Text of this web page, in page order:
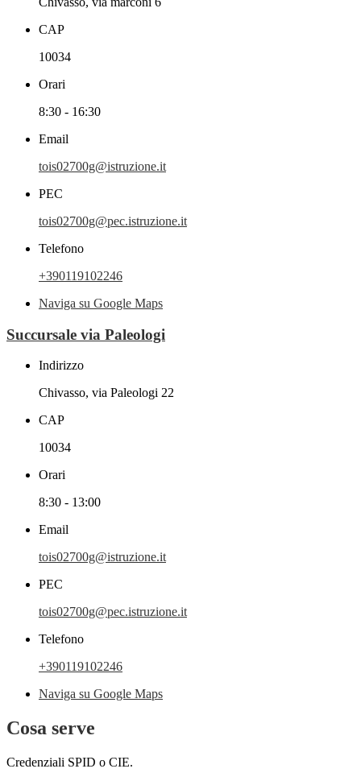
CAP
10034
Orari
8:30 - 16:30
Email
tois02700g@istruzione.it
PEC
tois02700g@pec.istruzione.it
Telefono
+390119102246
Naviga su Google Maps
Succursale via Paleologi
Indirizzo
Chivasso, via Paleologi 22
CAP
10034
Orari
8:30 - 13:00
Email
tois02700g@istruzione.it
PEC
tois02700g@pec.istruzione.it
Telefono
+390119102246
Naviga su Google Maps
Cosa serve
Credenziali SPID o CIE.